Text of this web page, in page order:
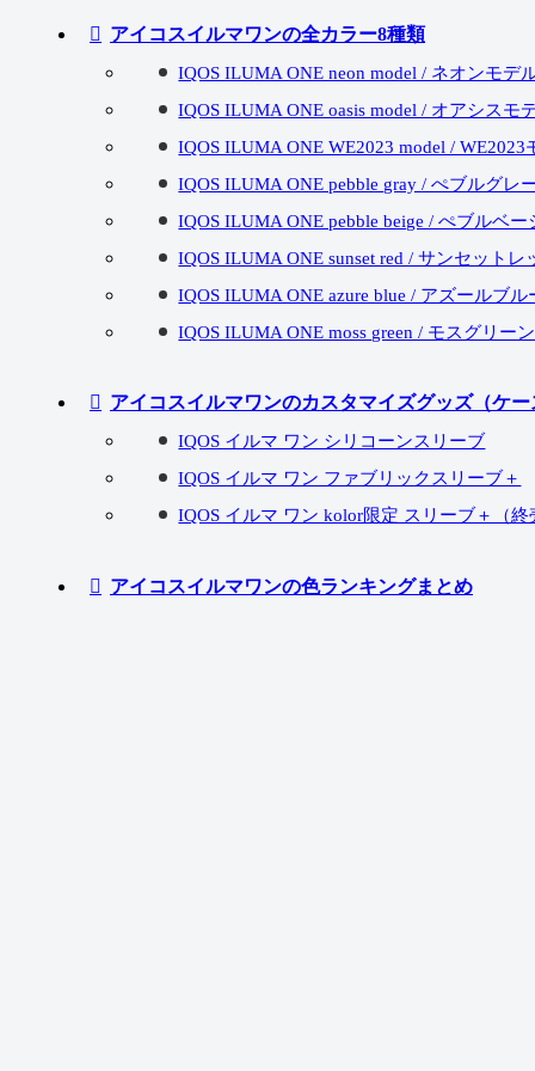
アイコスイルマワンの全カラー8種類
IQOS ILUMA ONE neon model / ネオンモデ
IQOS ILUMA ONE oasis model / オアシスモ
IQOS ILUMA ONE WE2023 model / WE2023
IQOS ILUMA ONE pebble gray / ぺブルグレ
IQOS ILUMA ONE pebble beige / ぺブルベー
IQOS ILUMA ONE sunset red / サンセットレ
IQOS ILUMA ONE azure blue / アズールブル
IQOS ILUMA ONE moss green / モスグリーン
アイコスイルマワンのカスタマイズグッズ（ケ
IQOS イルマ ワン シリコーンスリーブ
IQOS イルマ ワン ファブリックスリーブ＋
IQOS イルマ ワン kolor限定 スリーブ＋（終
アイコスイルマワンの色ランキングまとめ